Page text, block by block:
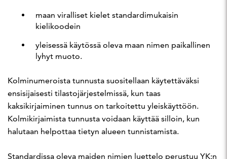
maan viralliset kielet standardimukaisin
kielikoodein
yleisessä käytössä oleva maan nimen paikallinen
lyhyt muoto.
Kolminumeroista tunnusta suositellaan käytettäväksi
ensisijaisesti tilastojärjestelmissä, kun taas
kaksikirjaiminen tunnus on tarkoitettu yleiskäyttöön.
Kolmikirjaimista tunnusta voidaan käyttää silloin, kun
halutaan helpottaa tietyn alueen tunnistamista.
Standardissa oleva maiden nimien luettelo perustuu YK:n